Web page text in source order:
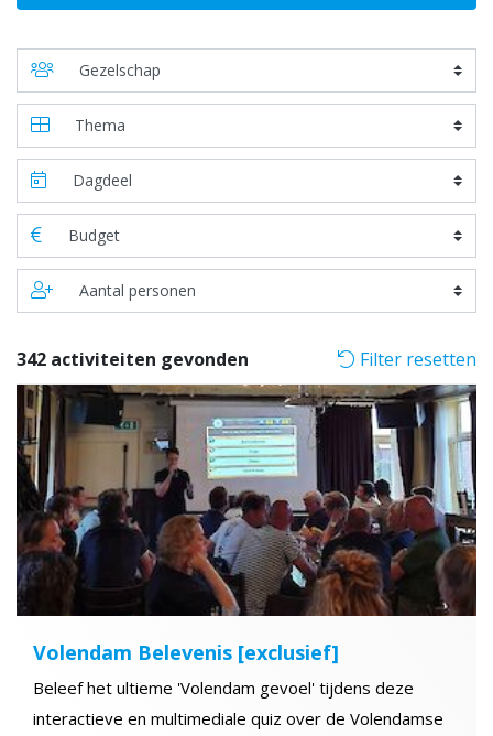
342 activiteiten gevonden Filter resetten
Volendam Belevenis [exclusief]
Beleef het ultieme 'Volendam gevoel' tijdens deze
interactieve en multimediale quiz over de Volendamse